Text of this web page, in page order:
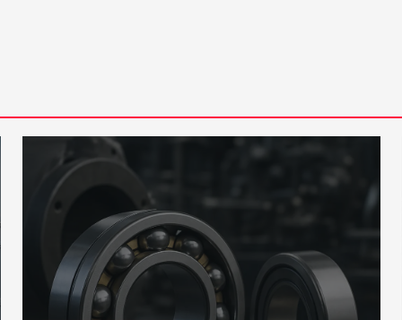
Historia przemysłu